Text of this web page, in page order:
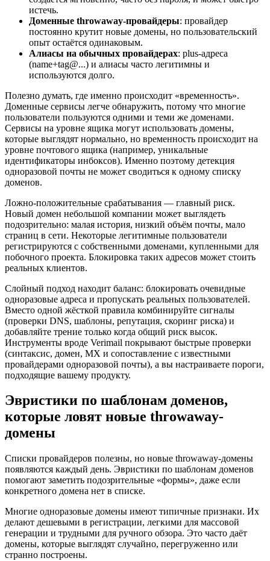
истечь.
Доменные throwaway-провайдеры: провайдер
постоянно крутит новые домены, но пользовательский
опыт остаётся одинаковым.
Алиасы на обычных провайдерах: plus-адреса
(name+tag@...) и алиасы часто легитимны и
используются долго.
Полезно думать, где именно происходит «временность».
Доменные сервисы легче обнаружить, потому что многие
пользователи пользуются одними и теми же доменами.
Сервисы на уровне ящика могут использовать домены,
которые выглядят нормально, но временность происходит на
уровне почтового ящика (например, уникальные
идентификаторы инбоксов). Именно поэтому детекция
одноразовой почты не может сводиться к одному списку
доменов.
Ложно-положительные срабатывания — главный риск.
Новый домен небольшой компании может выглядеть
подозрительно: малая история, низкий объём почты, мало
страниц в сети. Некоторые легитимные пользователи
регистрируются с собственными доменами, купленными для
побочного проекта. Блокировка таких адресов может стоить
реальных клиентов.
Слойный подход находит баланс: блокировать очевидные
одноразовые адреса и пропускать реальных пользователей.
Вместо одной жёсткой правила комбинируйте сигналы
(проверки DNS, шаблоны, репутация, скоринг риска) и
добавляйте трение только когда общий риск высок.
Инструменты вроде Verimail покрывают быстрые проверки
(синтаксис, домен, MX и сопоставление с известными
провайдерами одноразовой почты), а вы настраиваете пороги,
подходящие вашему продукту.
Эвристики по шаблонам доменов,
которые ловят новые throwaway-
домены
Списки провайдеров полезны, но новые throwaway-домены
появляются каждый день. Эвристики по шаблонам доменов
помогают заметить подозрительные «формы», даже если
конкретного домена нет в списке.
Многие одноразовые домены имеют типичные признаки. Их
делают дешевыми в регистрации, легкими для массовой
генерации и трудными для ручного обзора. Это часто даёт
домены, которые выглядят случайно, перегруженно или
странно построены.